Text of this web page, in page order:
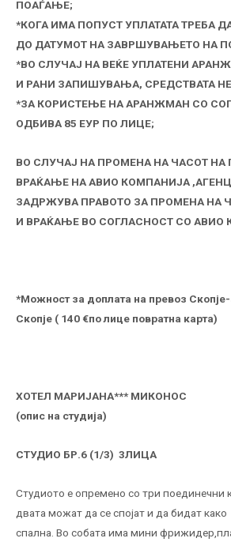
ПОАЃАЊЕ;
*КОГА ИМА ПОПУСТ УПЛАТАТА ТРЕБА
ДО ДАТУМОТ НА ЗАВРШУВАЊЕТО НА
*ВО СЛУЧАЈ НА ВЕЌЕ УПЛАТЕНИ
И РАНИ ЗАПИШУВАЊА, СРЕДСТВАТА НЕ
*ЗА КОРИСТЕЊЕ НА АРАНЖМАН СО
ОДБИВА 85 ЕУР ПО ЛИЦЕ;
ВО СЛУЧАЈ НА ПРОМЕНА НА ЧАСОТ НА
ВРАЌАЊЕ НА АВИО КОМПАНИЈА
ЗАДРЖУВА ПРАВОТО ЗА ПРОМЕНА НА
И ВРАЌАЊЕ ВО СОГЛАСНОСТ СО АВИО
*Можност за доплата на превоз
Скопје ( 140 €по лице повратна карта)
ХОТЕЛ МАРИЈАНА*** МИКОНОС
(опис на студија)
СТУДИО БР.6 (1/3) 3ЛИЦА
Студиото е опремено со три поединечни
двата можат да се спојат и да бидат како
спална. Во собата има мини